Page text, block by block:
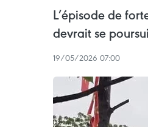
L’épisode de
devrait se
19/05/2026 07:00